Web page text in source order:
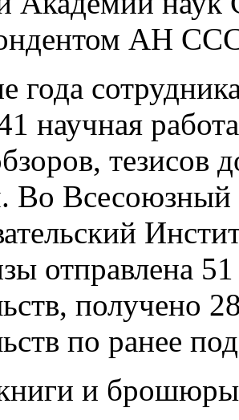
АН
года
научная
тезисов
Во Всесоюзный
отправлена
получено
по ранее
и